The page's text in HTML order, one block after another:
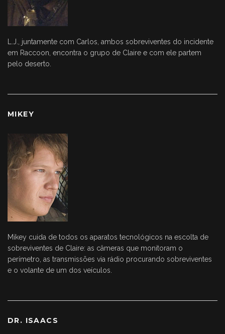
L.J., juntamente com Carlos, ambos sobreviventes do incidente
em Raccoon, encontra o grupo de Claire e com ele partem
pelo deserto.
MIKEY
Mikey cuida de todos os aparatos tecnológicos na escolta de
sobreviventes de Claire: as câmeras que monitoram o
perímetro, as transmissões via rádio procurando sobreviventes
e o volante de um dos veículos.
DR. ISAACS